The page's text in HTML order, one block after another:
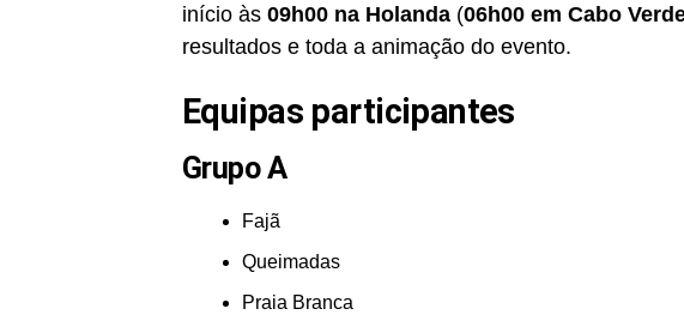
início às 09h00 na Holanda (06h00 em Cabo
resultados e toda a animação do evento.
Equipas participantes
Grupo A
Fajã
Queimadas
Praia Branca